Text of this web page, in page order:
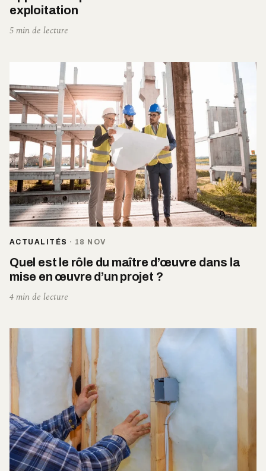
exploitation
5 min de lecture
ACTUALITÉS · 18 NOV
Quel est le rôle du maître d’œuvre dans la
mise en œuvre d’un projet ?
4 min de lecture